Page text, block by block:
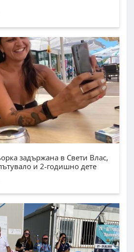
задържана в Свети Влас,
и 2-годишно дете